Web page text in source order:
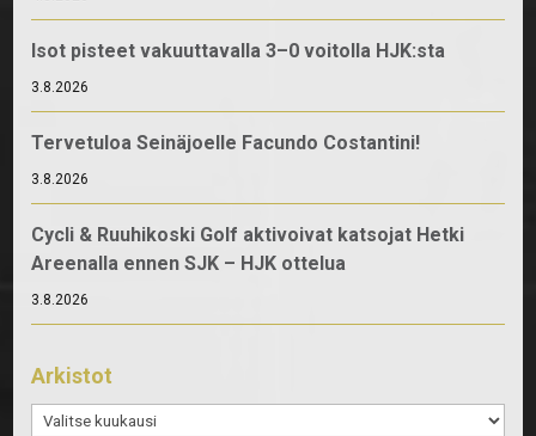
Isot pisteet vakuuttavalla 3–0 voitolla HJK:sta
3.8.2026
Tervetuloa Seinäjoelle Facundo Costantini!
3.8.2026
Cycli & Ruuhikoski Golf aktivoivat katsojat Hetki
Areenalla ennen SJK – HJK ottelua
3.8.2026
Arkistot
Arkistot